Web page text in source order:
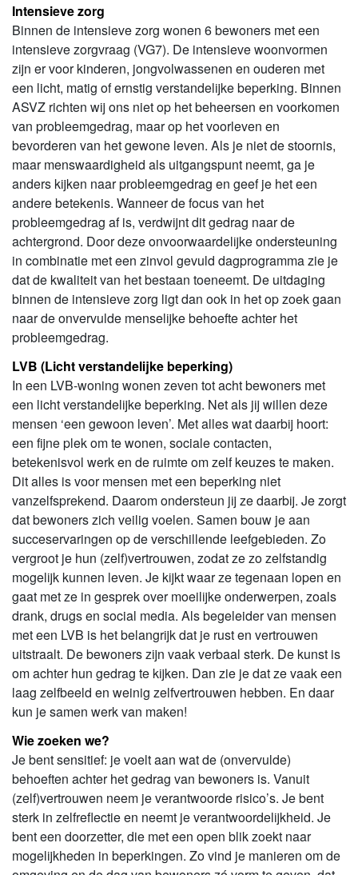
Intensieve zorg
Binnen de intensieve zorg wonen 6 bewoners met een
intensieve zorgvraag (VG7). De intensieve woonvormen
zijn er voor kinderen, jongvolwassenen en ouderen met
een licht, matig of ernstig verstandelijke beperking. Binnen
ASVZ richten wij ons niet op het beheersen en voorkomen
van probleemgedrag, maar op het voorleven en
bevorderen van het gewone leven. Als je niet de stoornis,
maar menswaardigheid als uitgangspunt neemt, ga je
anders kijken naar probleemgedrag en geef je het een
andere betekenis. Wanneer de focus van het
probleemgedrag af is, verdwijnt dit gedrag naar de
achtergrond. Door deze onvoorwaardelijke ondersteuning
in combinatie met een zinvol gevuld dagprogramma zie je
dat de kwaliteit van het bestaan toeneemt. De uitdaging
binnen de intensieve zorg ligt dan ook in het op zoek gaan
naar de onvervulde menselijke behoefte achter het
probleemgedrag.
LVB (Licht verstandelijke beperking)
In een LVB-woning wonen zeven tot acht bewoners met
een licht verstandelijke beperking. Net als jij willen deze
mensen ‘een gewoon leven’. Met alles wat daarbij hoort:
een fijne plek om te wonen, sociale contacten,
betekenisvol werk en de ruimte om zelf keuzes te maken.
Dit alles is voor mensen met een beperking niet
vanzelfsprekend. Daarom ondersteun jij ze daarbij. Je zorgt
dat bewoners zich veilig voelen. Samen bouw je aan
succeservaringen op de verschillende leefgebieden. Zo
vergroot je hun (zelf)vertrouwen, zodat ze zo zelfstandig
mogelijk kunnen leven. Je kijkt waar ze tegenaan lopen en
gaat met ze in gesprek over moeilijke onderwerpen, zoals
drank, drugs en social media. Als begeleider van mensen
met een LVB is het belangrijk dat je rust en vertrouwen
uitstraalt. De bewoners zijn vaak verbaal sterk. De kunst is
om achter hun gedrag te kijken. Dan zie je dat ze vaak een
laag zelfbeeld en weinig zelfvertrouwen hebben. En daar
kun je samen werk van maken!
Wie zoeken we?
Je bent sensitief: je voelt aan wat de (onvervulde)
behoeften achter het gedrag van bewoners is. Vanuit
(zelf)vertrouwen neem je verantwoorde risico’s. Je bent
sterk in zelfreflectie en neemt je verantwoordelijkheid. Je
bent een doorzetter, die met een open blik zoekt naar
mogelijkheden in beperkingen. Zo vind je manieren om de